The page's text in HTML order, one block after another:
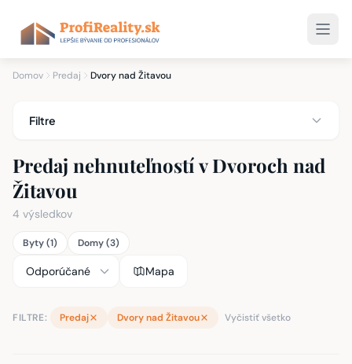
Domov Predaj Dvory nad Žitavou
Filtre
Predaj nehnuteľností v Dvoroch nad
Žitavou
4 výsledkov
Byty (1) Domy (3)
Mapa
FILTRE: Predaj Dvory nad Žitavou Vyčistiť všetko